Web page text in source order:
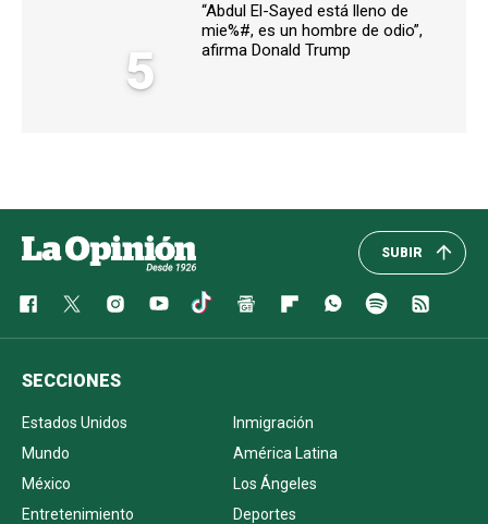
5
“Abdul El-Sayed está lleno de
mie%#, es un hombre de odio”,
afirma Donald Trump
SUBIR
SECCIONES
Estados Unidos
Inmigración
Mundo
América Latina
México
Los Ángeles
Entretenimiento
Deportes